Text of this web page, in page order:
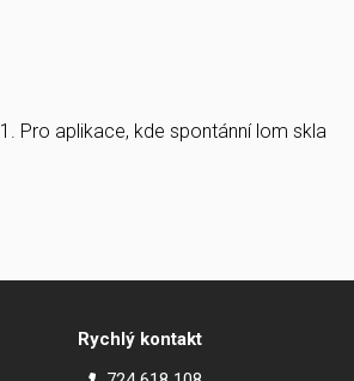
Pro aplikace, kde spontánní lom skla
Rychlý kontakt